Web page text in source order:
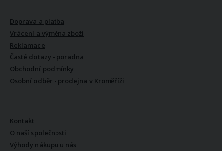
Doprava a platba
Vrácení a výměna zboží
Reklamace
Časté dotazy - poradna
Obchodní podmínky
Osobní odběr - prodejna v Kroměříži
Kontakt
O naší společnosti
Výhody nákupu u nás